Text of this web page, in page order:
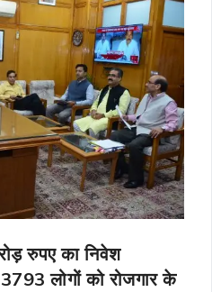
रुपए का निवेश
लोगों को रोजगार के